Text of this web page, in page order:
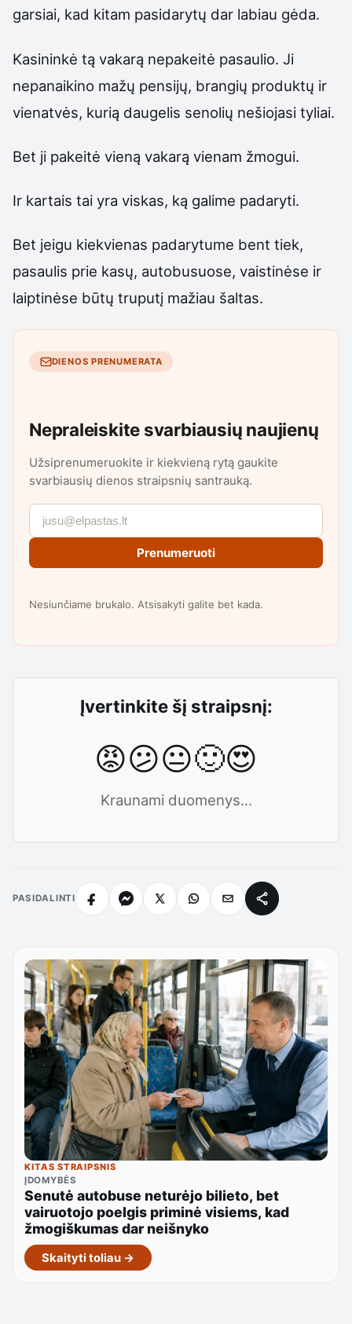
garsiai, kad kitam pasidarytų dar labiau gėda.
Kasininkė tą vakarą nepakeitė pasaulio. Ji
nepanaikino mažų pensijų, brangių produktų ir
vienatvės, kurią daugelis senolių nešiojasi tyliai.
Bet ji pakeitė vieną vakarą vienam žmogui.
Ir kartais tai yra viskas, ką galime padaryti.
Bet jeigu kiekvienas padarytume bent tiek,
pasaulis prie kasų, autobusuose, vaistinėse ir
laiptinėse būtų truputį mažiau šaltas.
DIENOS PRENUMERATA
Nepraleiskite svarbiausių naujienų
Užsiprenumeruokite ir kiekvieną rytą gaukite
svarbiausių dienos straipsnių santrauką.
Prenumeruoti
Nesiunčiame brukalo. Atsisakyti galite bet kada.
Įvertinkite šį straipsnį:
😡😕😐🙂😍
Kraunami duomenys...
PASIDALINTI
KITAS STRAIPSNIS
ĮDOMYBĖS
Senutė autobuse neturėjo bilieto, bet
vairuotojo poelgis priminė visiems, kad
žmogiškumas dar neišnyko
Skaityti toliau →